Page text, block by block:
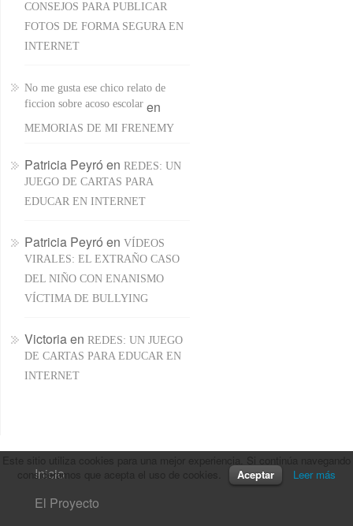
CONSEJOS PARA PUBLICAR
FOTOS DE FORMA SEGURA EN
INTERNET
No me gusta ese chico relato de
ficcion sobre acoso escolaren
MEMORIAS DE MI FRENEMY
Patricia Peyró en REDES: UN
JUEGO DE CARTAS PARA
EDUCAR EN INTERNET
Patricia Peyró en VÍDEOS
VIRALES: EL EXTRAÑO CASO
DEL NIÑO CON ENANISMO
VÍCTIMA DE BULLYING
Victoriaen REDES: UN JUEGO
DE CARTAS PARA EDUCAR EN
INTERNET
Inicio
El Proyecto
consideramos que acepta el uso de cookies.
Aceptar Leer más